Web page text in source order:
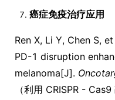
癌症免疫治疗应用
Ren X, Li Y, Chen S,
PD-1 disruption
melanoma[J].
（利用 CRISPR -